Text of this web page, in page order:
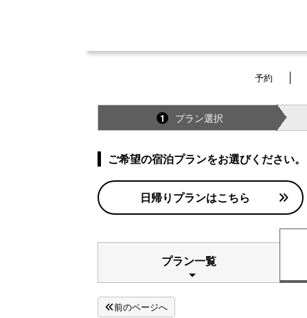
予約
1 プラン選択
ご希望の宿泊プランをお選びください。
日帰りプランはこちら
プラン一覧
前のページへ